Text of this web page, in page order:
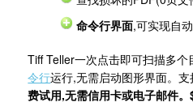
命令行界面,可实现自
Tiff Teller一次点击即可扫描多
令行运行,无需启动图形界面。
费试用,无需信用卡或电子邮件。